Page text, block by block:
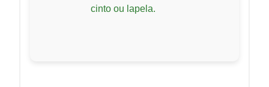
cinto ou lapela.